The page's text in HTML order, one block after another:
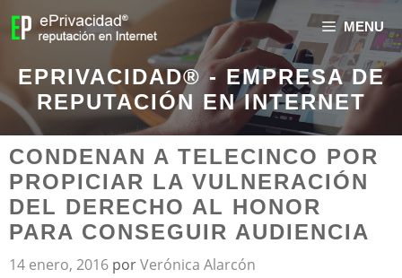
MENU
EPRIVACIDAD® - EMPRESA DE
REPUTACIÓN EN INTERNET
CONDENAN A TELECINCO POR
PROPICIAR LA VULNERACIÓN
DEL DERECHO AL HONOR
PARA CONSEGUIR AUDIENCIA
14 enero, 2016 porVerónica Alarcón